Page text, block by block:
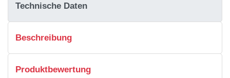
Technische Daten
Beschreibung
Produktbewertung